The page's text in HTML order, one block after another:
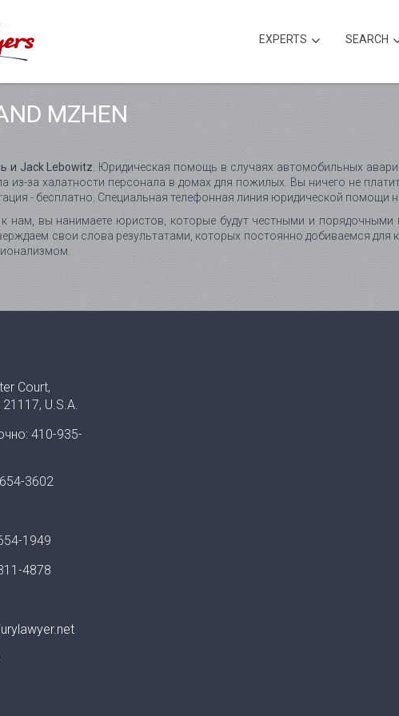
EXPERTS SEARCH
MZHEN
и Jack Lebowitz.
Юридическая помощь в случаях автомобильных
из-за халатности персонала в домах для пожилых. Вы ничего не
- бесплатно. Специальная телефонная линия юридической помощи
к нам, вы нанимаете юристов, которые будут честными и
свои слова результатами, которых постоянно добиваемся
Court,
21117, U.S.A.
410-935-
3602
1949
4878